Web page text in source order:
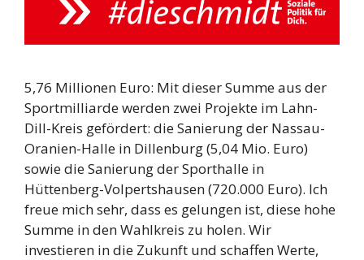
5,76 Millionen Euro: Mit dieser Summe aus der
Sportmilliarde werden zwei Projekte im Lahn-
Dill-Kreis gefördert: die Sanierung der Nassau-
Oranien-Halle in Dillenburg (5,04 Mio. Euro)
sowie die Sanierung der Sporthalle in
Hüttenberg-Volpertshausen (720.000 Euro). Ich
freue mich sehr, dass es gelungen ist, diese hohe
Summe in den Wahlkreis zu holen. Wir
investieren in die Zukunft und schaffen Werte,